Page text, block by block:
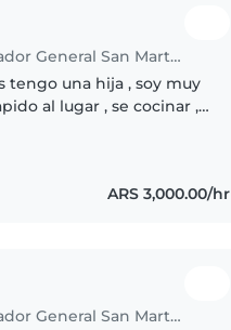
Babysitter in Ciudad del Libertador General San Martín
tengo una hija , soy muy
al lugar , se cocinar ,
ARS 3,000.00/hr
Babysitter in Ciudad del Libertador General San Martín